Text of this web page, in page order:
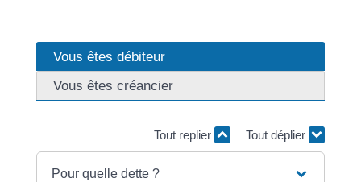
Vous êtes débiteur
Vous êtes créancier
Tout replier Tout déplier
Pour quelle dette ?